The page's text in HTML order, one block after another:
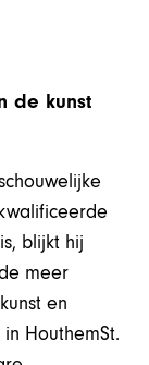
de kunst
blijkt hij
meer
en
HouthemSt.